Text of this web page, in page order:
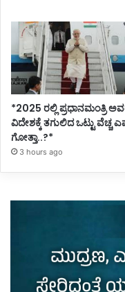
*2025 ರಲ್ಲಿ ಪ್ರಧಾನಮಂತ್ರಿ
ವಿದೇಶಕ್ಕೆ ತಗುಲಿದ ಒಟ್ಟು ವೆಚ್ಚ
ಗೋತ್ತಾ..?*
3 hours ago